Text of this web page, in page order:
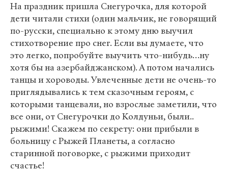
На праздник пришла Снегурочка, для которой
дети читали стихи (один мальчик, не говорящий
по-русски, специально к этому дню выучил
стихотворение про снег. Если вы думаете, что
это легко, попробуйте выучить что-нибудь…ну
хотя бы на азербайджанском). А потом начались
танцы и хороводы. Увлеченные дети не очень-то
приглядывались к тем сказочным героям, с
которыми танцевали, но взрослые заметили, что
все они, от Снегурочки до Колдуньи, были..
рыжими! Скажем по секрету: они прибыли в
больницу с Рыжей Планеты, а согласно
старинной поговорке, с рыжими приходит
счастье!